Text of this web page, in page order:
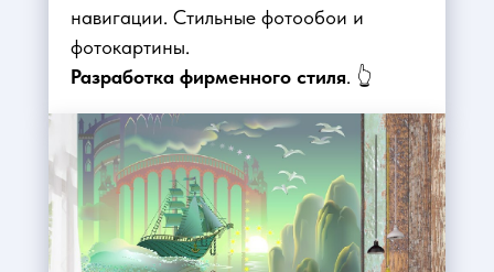
навигации. Стильные фотообои и
фотокартины.
Разработка фирменного стиля. 👆